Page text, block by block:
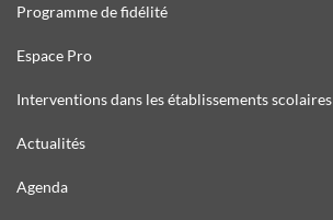
Programme de fidélité
Espace Pro
Interventions dans les établissements scolaires
Actualités
Agenda